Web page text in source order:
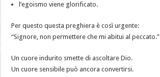
l’egoismo viene glorificato.
Per questo questa preghiera è così urgente:
“Signore, non permettere che mi abitui al peccato.”
Un cuore indurito smette di ascoltare Dio.
Un cuore sensibile può ancora convertirsi.